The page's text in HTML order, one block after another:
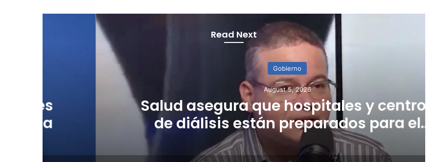
Read Next
August 5, 2026
Salud asegura que hospitales y centros
de diálisis están preparados para el
racionamiento de agua